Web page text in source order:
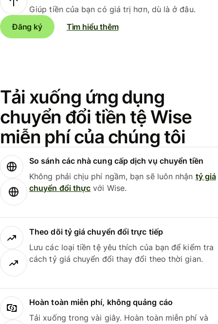
Giúp tiền của bạn có giá trị hơn, dù là ở đâu.
Đăng ký
Tìm hiểu thêm
Tải xuống ứng dụng
chuyển đổi tiền tệ Wise
miễn phí của chúng tôi
So sánh các nhà cung cấp dịch vụ chuyển tiền
Không phải chịu phí ngầm, bạn sẽ luôn nhận tỷ giá
chuyển đổi thực với Wise.
Theo dõi tỷ giá chuyển đổi trực tiếp
Lưu các loại tiền tệ yêu thích của bạn để kiểm tra
cách tỷ giá chuyển đổi thay đổi theo thời gian.
Hoàn toàn miễn phí, không quảng cáo
Tải xuống trong vài giây. Hoàn toàn miễn phí và